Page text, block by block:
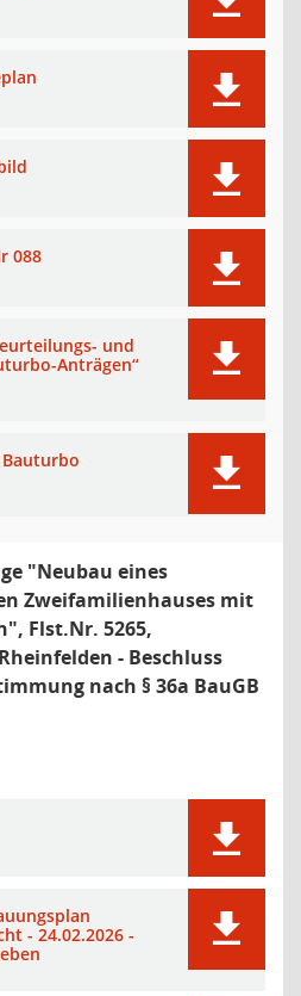
088
und
Anträgen“
"Neubau eines
Zweifamilienhauses mit
Flst.Nr. 5265,
- Beschluss
nach § 36a BauGB
- 24.02.2026 -